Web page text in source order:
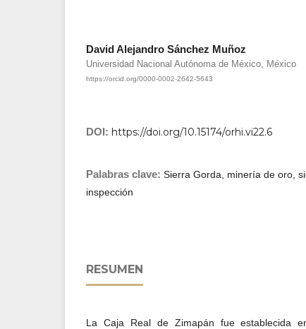
David Alejandro Sánchez Muñoz
Universidad Nacional Autónoma de México, México
https://orcid.org/0000-0002-2642-5643
DOI: https://doi.org/10.15174/orhi.vi22.6
Palabras clave: Sierra Gorda, minería de oro,
inspección
RESUMEN
La Caja Real de Zimapán fue establecida